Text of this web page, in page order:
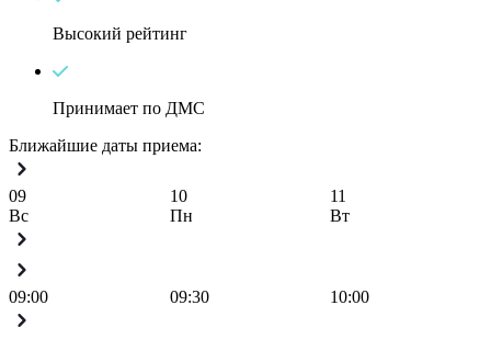
Высокий рейтинг
Принимает по ДМС
Ближайшие даты приема:
09
Вс
10
Пн
11
Вт
09:00 09:30 10:00